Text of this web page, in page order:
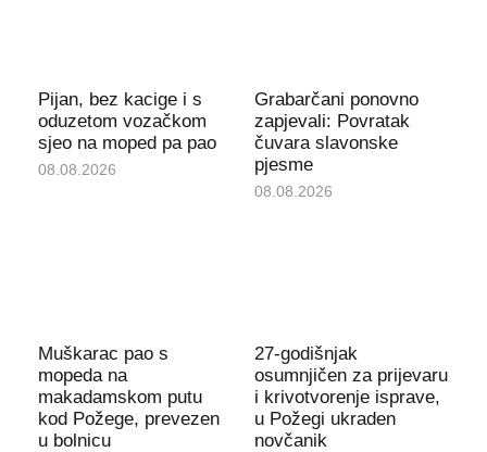
Pijan, bez kacige i s
oduzetom vozačkom
sjeo na moped pa pao
08.08.2026
Grabarčani ponovno
zapjevali: Povratak
čuvara slavonske
pjesme
08.08.2026
Muškarac pao s
mopeda na
makadamskom putu
kod Požege, prevezen
u bolnicu
27-godišnjak
osumnjičen za prijevaru
i krivotvorenje isprave,
u Požegi ukraden
novčanik